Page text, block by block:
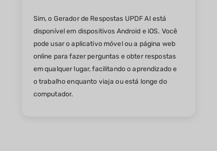
Sim, o Gerador de Respostas UPDF AI está
disponível em dispositivos Android e iOS. Você
pode usar o aplicativo móvel ou a página web
online para fazer perguntas e obter respostas
em qualquer lugar, facilitando o aprendizado e
o trabalho enquanto viaja ou está longe do
computador.